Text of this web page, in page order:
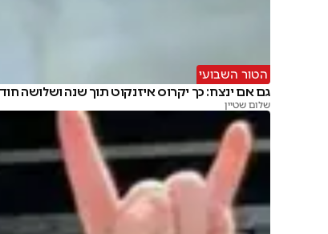
הטור השבועי
גם אם ינצח: כך יקרוס איזנקוט תוך שנה ושלושה
שלום שטיין